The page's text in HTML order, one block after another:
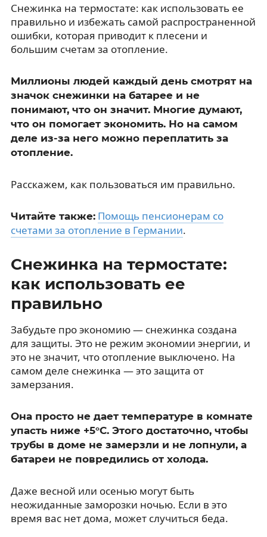
Снежинка на термостате: как использовать ее
правильно и избежать самой распространенной
ошибки, которая приводит к плесени и
большим счетам за отопление.
Миллионы людей каждый день смотрят на
значок снежинки на батарее и не
понимают, что он значит. Многие думают,
что он помогает экономить. Но на самом
деле из-за него можно переплатить за
отопление.
Расскажем, как пользоваться им правильно.
Читайте также: Помощь пенсионерам со
счетами за отопление в Германии.
Снежинка на термостате:
как использовать ее
правильно
Забудьте про экономию — снежинка создана
для защиты. Это не режим экономии энергии, и
это не значит, что отопление выключено. На
самом деле снежинка — это защита от
замерзания.
Она просто не дает температуре в комнате
упасть ниже +5°C. Этого достаточно, чтобы
трубы в доме не замерзли и не лопнули, а
батареи не повредились от холода.
Даже весной или осенью могут быть
неожиданные заморозки ночью. Если в это
время вас нет дома, может случиться беда.